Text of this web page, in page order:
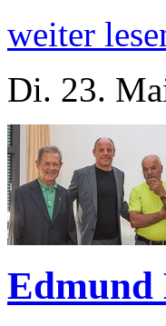
weiter
Di. 23.
Edmund